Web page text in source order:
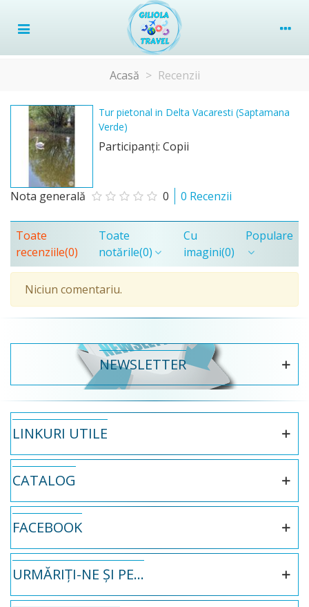
Acasă > Recenzii
Tur pietonal in Delta Vacaresti (Saptamana
Verde)
Participanţi: Copii
Nota generală 0 0 Recenzii
Toate
recenziile(0)
Toate
notările(0)
Cu
imagini(0)
Populare
Niciun comentariu.
NEWSLETTER
LINKURI UTILE
CATALOG
FACEBOOK
URMĂRIȚI-NE ȘI PE...